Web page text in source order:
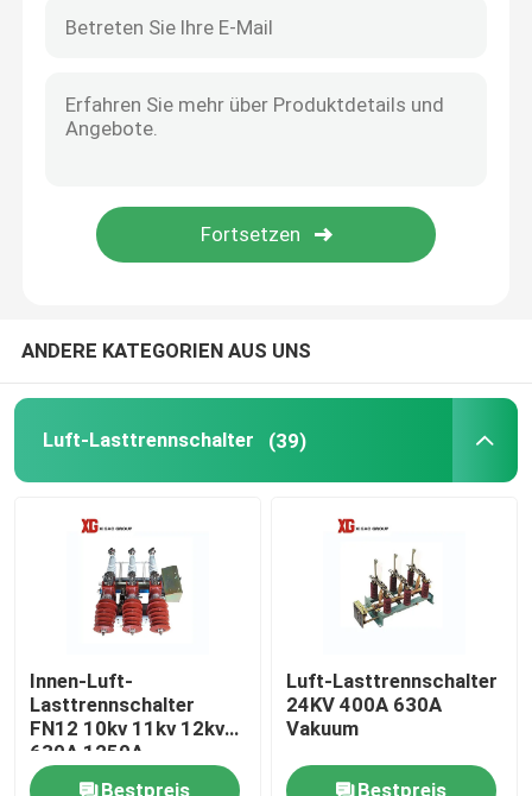
Maßeinheit CT Pint
Zink-Oxid-Überspannungsschutz
Sicherung ausfallen lassen
Kompakte Transformator-Nebenstelle
ANDERE KATEGORIEN AUS UNS
Luft-Lasttrennschalter (39)
Innen-Luft-
Lasttrennschalter
FN12 10kv 11kv 12kv
630A 1250A
Bestpreis
Luft-Lasttrennschalter
24KV 400A 630A
Vakuum
Bestpreis